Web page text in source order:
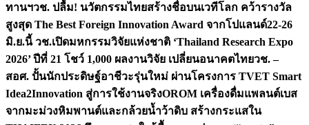
ทานฯวช. ปลื้ม! นวัตกรรมไทยสร้างชื่อบนเวทีโลก คว้ารางวัล
สูงสุด The Best Foreign Innovation Award จากโปแลนด์22-26
มิ.ย.นี้ วช.เปิดมหกรรมวิจัยแห่งชาติ ‘Thailand Research Expo
2026’ ปีที่ 21 โชว์ 1,000 ผลงานวิจัย เปลี่ยนอนาคตไทยวช. –
สอศ. ปั้นนักประดิษฐ์อาชีวะรุ่นใหม่ ผ่านโครงการ TVET Smart
Idea2Innovation สู่การใช้งานจริงOROM เครื่องดื่มแพลนต์เบส
จากมะม่วงหิมพานต์และกล้วยน้ำว้าดิบ สร้างกระแสใน